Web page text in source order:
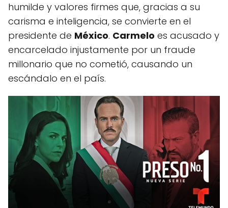
humilde y valores firmes que, gracias a su
carisma e inteligencia, se convierte en el
presidente de México. Carmelo es acusado y
encarcelado injustamente por un fraude
millonario que no cometió, causando un
escándalo en el país.